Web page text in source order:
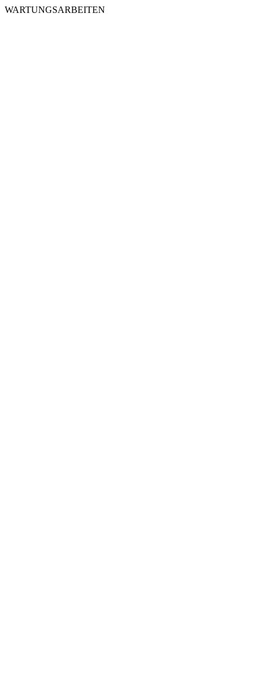
WARTUNGSARBEITEN